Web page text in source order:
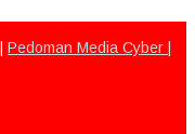
Pedoman Media Cyber |